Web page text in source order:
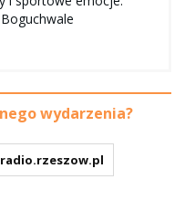
wydarzenia?